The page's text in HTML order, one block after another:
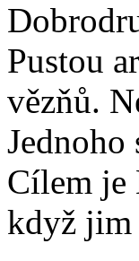
Pustou
vězňů.
Cílem je
když jim